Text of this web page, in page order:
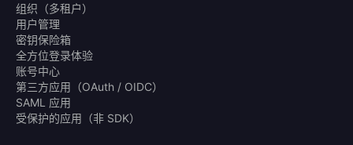
组织（多租户）
用户管理
密钥保险箱
全方位登录体验
账号中心
第三方应用（OAuth / OIDC）
SAML 应用
受保护的应用（非 SDK）